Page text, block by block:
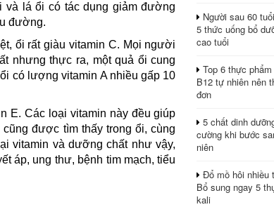
và lá ổi có tác dụng giảm đường
đường.
ổi rất giàu vitamin C. Mọi người
nhưng thực ra, một quả ổi cung
có lượng vitamin A nhiều gấp 10
E. Các loại vitamin này đều giúp
được tìm thấy trong ổi, cùng
vitamin và dưỡng chất như vậy,
áp, ung thư, bệnh tim mạch, tiểu
Người sau 60
5 thức uống bổ
cao tuổi
Top 6 thực
B12 tự nhiên nên
đơn
5 chất dinh
cường khi bước
niên
Đổ mồ hôi nhiều
Bổ sung ngay 5
kali